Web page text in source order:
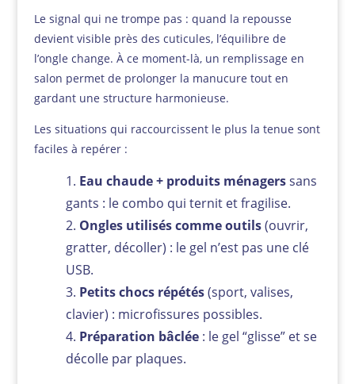
Le signal qui ne trompe pas : quand la repousse
devient visible près des cuticules, l’équilibre de
l’ongle change. À ce moment-là, un remplissage en
salon permet de prolonger la manucure tout en
gardant une structure harmonieuse.
Les situations qui raccourcissent le plus la tenue sont
faciles à repérer :
Eau chaude + produits ménagerssans
gants : le combo qui ternit et fragilise.
Ongles utilisés comme outils(ouvrir,
gratter, décoller) : le gel n’est pas une clé
USB.
Petits chocs répétés(sport, valises,
clavier) : microfissures possibles.
Préparation bâclée: le gel “glisse” et se
décolle par plaques.